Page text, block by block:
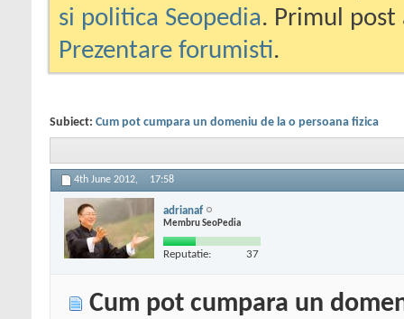
si politica Seopedia. Primul
Prezentare forumisti.
Subiect: Cum pot cumpara un domeniu de la o persoana fizica
4th June 2012, 17:58
adrianaf
Membru SeoPedia
Reputatie: 37
Cum pot cumpara un